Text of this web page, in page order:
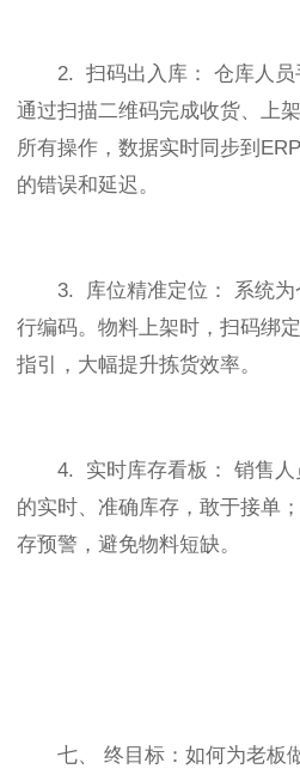
2. 扫码出入库： 仓库人员
通过扫描二维码完成收货、上
所有操作，数据实时同步到
的错误和延迟。
3. 库位精准定位： 系统为
行编码。物料上架时，扫码绑
指引，大幅提升拣货效率。
4. 实时库存看板： 销售人
的实时、准确库存，敢于接单
存预警，避免物料短缺。
七、 终目标：如何为老板做